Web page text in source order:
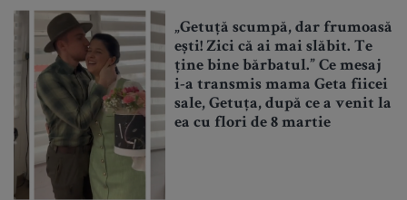
„Getuță scumpă, dar frumoasă
ești! Zici că ai mai slăbit. Te
ține bine bărbatul.” Ce mesaj
i-a transmis mama Geta fiicei
sale, Getuța, după ce a venit la
ea cu flori de 8 martie